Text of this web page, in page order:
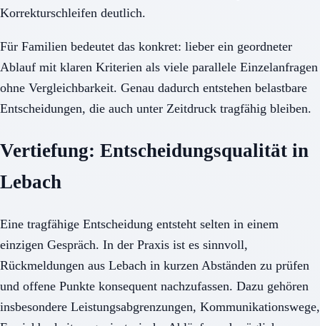
Korrekturschleifen deutlich.
Für Familien bedeutet das konkret: lieber ein geordneter
Ablauf mit klaren Kriterien als viele parallele Einzelanfragen
ohne Vergleichbarkeit. Genau dadurch entstehen belastbare
Entscheidungen, die auch unter Zeitdruck tragfähig bleiben.
Vertiefung: Entscheidungsqualität in
Lebach
Eine tragfähige Entscheidung entsteht selten in einem
einzigen Gespräch. In der Praxis ist es sinnvoll,
Rückmeldungen aus Lebach in kurzen Abständen zu prüfen
und offene Punkte konsequent nachzufassen. Dazu gehören
insbesondere Leistungsabgrenzungen, Kommunikationswege,